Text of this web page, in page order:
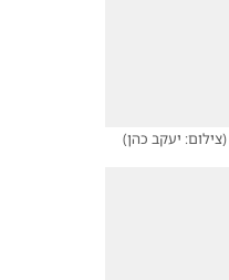
(צילום: יעקב כהן)